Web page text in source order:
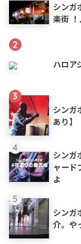
シンガ
楽街
2
ハロア
3
シンガ
あり】
4
シンガ
ャード
よ
5
シンガ
介。や